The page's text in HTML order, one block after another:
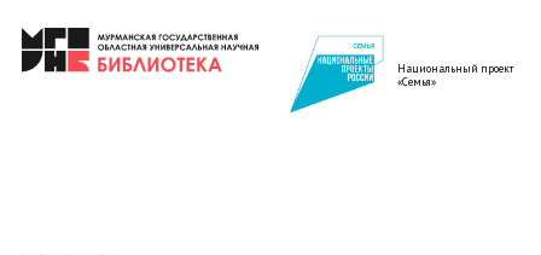
Национальный проект
«Семья»